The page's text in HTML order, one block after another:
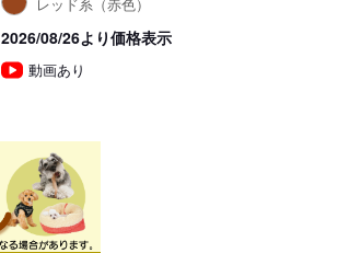
2026/08/26より価格表示
動画あり